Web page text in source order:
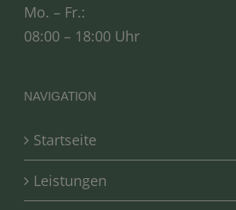
Mo. – Fr.:
08:00 – 18:00 Uhr
NAVIGATION
Startseite
Leistungen